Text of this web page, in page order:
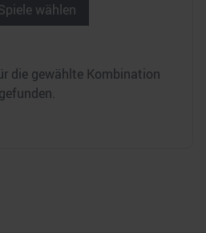
wählen
die gewählte Kombination
gefunden.